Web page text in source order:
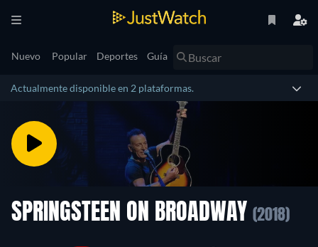
Nuevo Popular Deportes Guía
Actualmente disponible en 2 plataformas.
SPRINGSTEEN ON BROADWAY (2018)